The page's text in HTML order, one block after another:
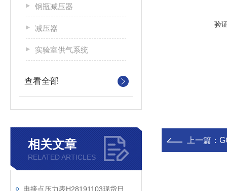
钢瓶减压器
减压器
实验室供气系统
查看全部
相关文章
RELATED ARTICLES
验
上一篇：